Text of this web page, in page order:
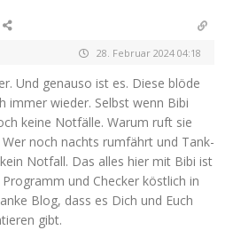
28. Februar 2024 04:18
Und genau­so ist es. Die­se blö­de
immer wie­der. Selbst wenn Bibi
kei­ne Not­fäl­le. War­um ruft sie
Wer noch nachts rum­fährt und Tank­
Not­fall. Das alles hier mit Bibi ist
und Che­cker köst­lich in
Blog, dass es Dich und Euch
gibt.